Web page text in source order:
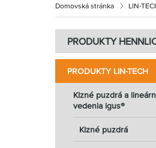
Domovská stránka LIN-
PRODUKTY
PRODUKTY LIN-TECH
Klzné puzdrá a
vedenia igus®
Klzné puzdrá